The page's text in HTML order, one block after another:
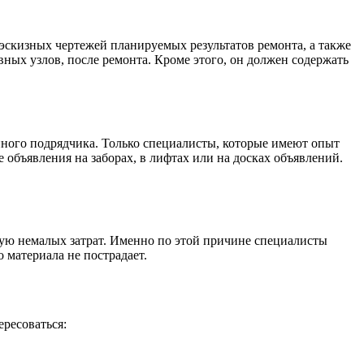
чертежей планируемых результатов ремонта, а также
узлов, после ремонта. Кроме этого, он должен содержать
подрядчика. Только специалисты, которые имеют опыт
на заборах, в лифтах или на досках объявлений.
немалых затрат. Именно по этой причине специалисты
не пострадает.